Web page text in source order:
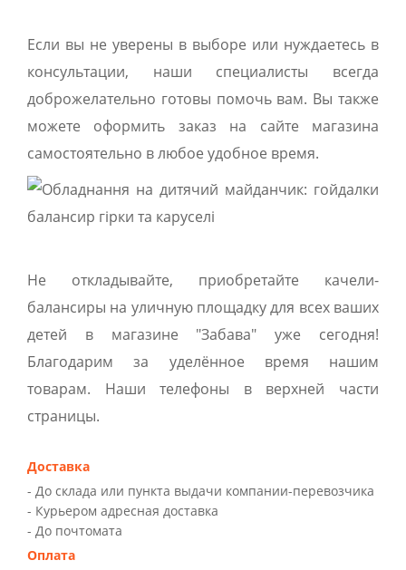
Если вы не уверены в выборе или нуждаетесь в
консультации, наши специалисты всегда
доброжелательно готовы помочь вам. Вы также
можете оформить заказ на сайте магазина
самостоятельно в любое удобное время.
Не откладывайте, приобретайте качели-
балансиры на уличную площадку для всех ваших
детей в магазине "Забава" уже сегодня!
Благодарим за уделённое время нашим
товарам. Наши телефоны в верхней части
страницы.
Доставка
- До склада или пункта выдачи компании-перевозчика
- Курьером адресная доставка
- До почтомата
Оплата